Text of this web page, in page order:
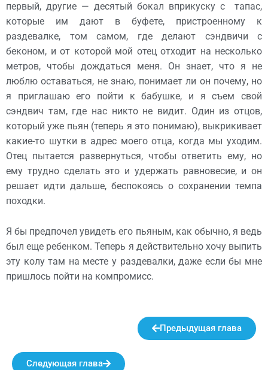
первый, другие — десятый бокал вприкуску с тапас,
которые им дают в буфете, пристроенному к
раздевалке, том самом, где делают сэндвичи с
беконом, и от которой мой отец отходит на несколько
метров, чтобы дождаться меня. Он знает, что я не
люблю оставаться, не знаю, понимает ли он почему, но
я приглашаю его пойти к бабушке, и я съем свой
сэндвич там, где нас никто не видит. Один из отцов,
который уже пьян (теперь я это понимаю), выкрикивает
какие-то шутки в адрес моего отца, когда мы уходим.
Отец пытается развернуться, чтобы ответить ему, но
ему трудно сделать это и удержать равновесие, и он
решает идти дальше, беспокоясь о сохранении темпа
походки.
Я бы предпочел увидеть его пьяным, как обычно, я ведь
был еще ребенком. Теперь я действительно хочу выпить
эту колу там на месте у раздевалки, даже если бы мне
пришлось пойти на компромисс.
Предыдущая глава
Следующая глава